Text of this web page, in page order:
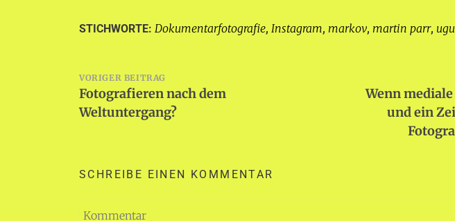
STICHWORTE: Dokumentarfotografie, Instagram, markov, martin parr,
Beitragsnavigation
VORIGER BEITRAG
Fotografieren nach dem
Weltuntergang?
Wenn
und ein
SCHREIBE EINEN KOMMENTAR